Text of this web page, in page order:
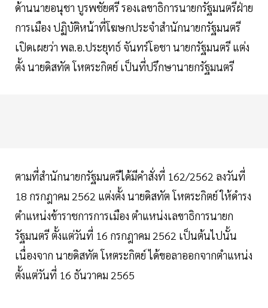
ด้านนายอนุชา บูรพชัยศรี รองเลขาธิการนายกรัฐมนตรีฝ่าย
การเมือง ปฏิบัติหน้าที่โฆษกประจำสำนักนายกรัฐมนตรี
เปิดเผยว่า พล.อ.ประยุทธ์ จันทร์โอชา นายกรัฐมนตรี แต่ง
ตั้ง นายดิสทัต โหตระกิตย์ เป็นที่ปรึกษานายกรัฐมนตรี
ตามที่สำนักนายกรัฐมนตรีได้มีคำสั่งที่ 162/2562 ลงวันที่
18 กรกฎาคม 2562 แต่งตั้ง นายดิสทัต โหตระกิตย์ ให้ดำรง
ตำแหน่งข้าราชการการเมือง ตำแหน่งเลขาธิการนายก
รัฐมนตรี ตั้งแต่วันที่ 16 กรกฎาคม 2562 เป็นต้นไปนั้น
เนื่องจาก นายดิสทัต โหตระกิตย์ ได้ขอลาออกจากตำแหน่ง
ตั้งแต่วันที่ 16 ธันวาคม 2565